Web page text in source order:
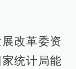
改革委资
统计局能